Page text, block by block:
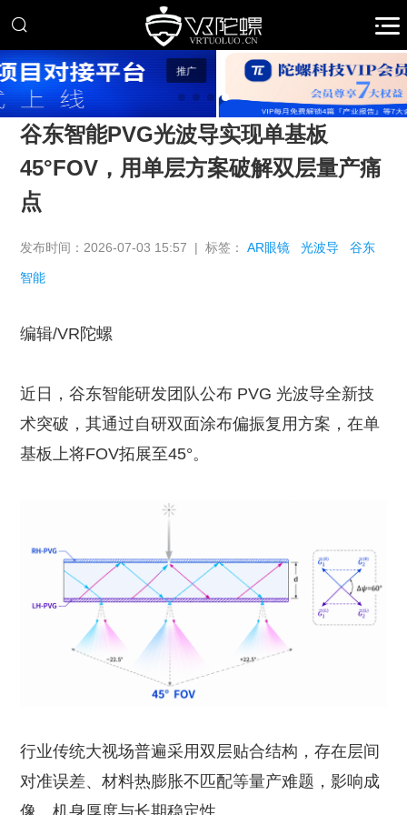
推广
谷东智能PVG光波导实现单基板
45°FOV，用单层方案破解双层量产痛
点
发布时间：2026-07-03 15:57 | 标签：AR眼镜 光波导 谷东
智能
编辑/VR陀螺
近日，谷东智能研发团队公布 PVG 光波导全新技
术突破，其通过自研双面涂布偏振复用方案，在单
基板上将FOV拓展至45°。
行业传统大视场普遍采用双层贴合结构，存在层间
对准误差、材料热膨胀不匹配等量产难题，影响成
像、机身厚度与长期稳定性。